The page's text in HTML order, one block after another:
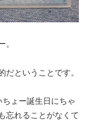
。
だということです。
ょー誕生日にちゃ
忘れることがなくて